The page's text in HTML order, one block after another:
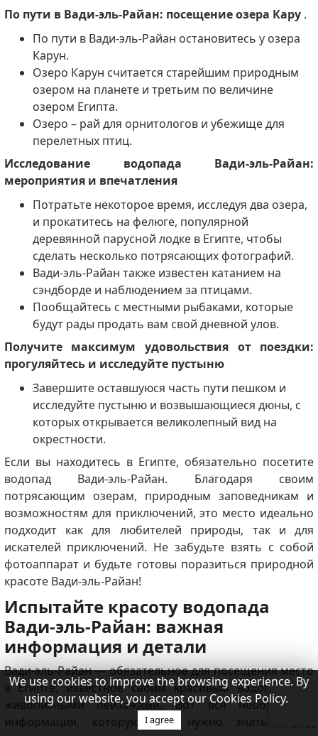
По пути в Вади-эль-Райан: посещение озера Кару .
По пути в Вади-эль-Райан остановитесь у озера
Карун.
Озеро Карун считается старейшим природным
озером на планете и третьим по величине
озером Египта.
Озеро – рай для орнитологов и убежище для
перелетных птиц.
Исследование водопада Вади-эль-Райан:
мероприятия и впечатления
Потратьте некоторое время, исследуя два озера,
и прокатитесь на фелюге, популярной
деревянной парусной лодке в Египте, чтобы
сделать несколько потрясающих фотографий.
Вади-эль-Райан также известен катанием на
сэндборде и наблюдением за птицами.
Пообщайтесь с местными рыбаками, которые
будут рады продать вам свой дневной улов.
Получите максимум удовольствия от поездки:
прогуляйтесь и исследуйте пустыню
Завершите оставшуюся часть пути пешком и
исследуйте пустыню и возвышающиеся дюны, с
которых открывается великолепный вид на
окрестности.
Если вы находитесь в Египте, обязательно посетите
водопад Вади-эль-Райан. Благодаря своим
потрясающим озерам, природным заповедникам и
возможностям для приключений, это место идеально
подходит как для любителей природы, так и для
искателей приключений. Не забудьте взять с собой
фотоаппарат и будьте готовы поразиться природной
красоте Вади-эль-Райан!
Испытайте красоту водопада
Вади-эль-Райан: важная
информация и детали
Вади-эль-Райан — обязательное для посещения место
в Египте, известное своим красивым водопадом и
живописными пейзажами.Вот вся необходимая
информация, которую вам нужно знать перед
We use cookies to improve the browsing experience. By
using our website, you accept our Cookies Policy.
I agree